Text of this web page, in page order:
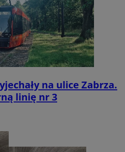
na ulice Zabrza.
linię nr 3